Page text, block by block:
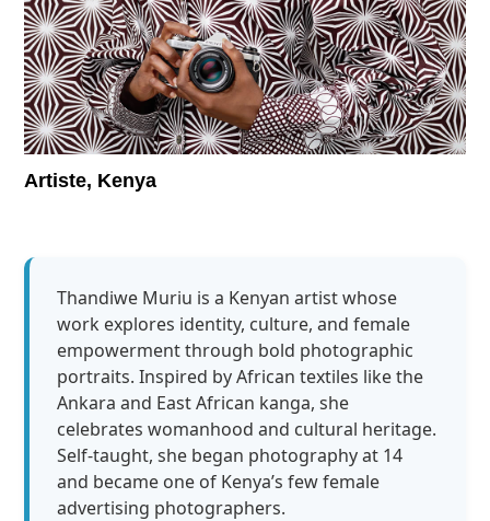
User
account
menu
Se connecter
Artiste, Kenya
Thandiwe Muriu is a Kenyan artist whose
work explores identity, culture, and female
empowerment through bold photographic
portraits. Inspired by African textiles like the
Ankara and East African kanga, she
celebrates womanhood and cultural heritage.
Self-taught, she began photography at 14
and became one of Kenya’s few female
advertising photographers.